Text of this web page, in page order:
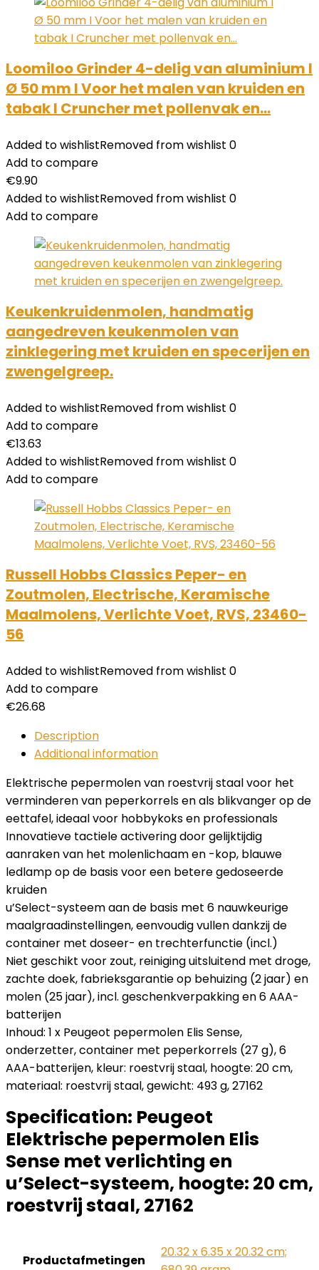
Loomiloo Grinder 4-delig van aluminium I
Ø 50 mm I Voor het malen van kruiden en
tabak I Cruncher met pollenvak en…
Added to wishlistRemoved from wishlist 0
Add to compare
€9.90
Added to wishlistRemoved from wishlist 0
Add to compare
Keukenkruidenmolen, handmatig
aangedreven keukenmolen van
zinklegering met kruiden en specerijen en
zwengelgreep.
Added to wishlistRemoved from wishlist 0
Add to compare
€13.63
Added to wishlistRemoved from wishlist 0
Add to compare
Russell Hobbs Classics Peper- en
Zoutmolen, Electrische, Keramische
Maalmolens, Verlichte Voet, RVS, 23460-
56
Added to wishlistRemoved from wishlist 0
Add to compare
€26.68
Description
Additional information
Elektrische pepermolen van roestvrij staal voor het
verminderen van peperkorrels en als blikvanger op de
eettafel, ideaal voor hobbykoks en professionals
Innovatieve tactiele activering door gelijktijdig
aanraken van het molenlichaam en -kop, blauwe
ledlamp op de basis voor een betere gedoseerde
kruiden
u’Select-systeem aan de basis met 6 nauwkeurige
maalgraadinstellingen, eenvoudig vullen dankzij de
container met doseer- en trechterfunctie (incl.)
Niet geschikt voor zout, reiniging uitsluitend met droge,
zachte doek, fabrieksgarantie op behuizing (2 jaar) en
molen (25 jaar), incl. geschenkverpakking en 6 AAA-
batterijen
Inhoud: 1 x Peugeot pepermolen Elis Sense,
onderzetter, container met peperkorrels (27 g), 6
AAA-batterijen, kleur: roestvrij staal, hoogte: 20 cm,
materiaal: roestvrij staal, gewicht: 493 g, 27162
Specification: Peugeot
Elektrische pepermolen Elis
Sense met verlichting en
u’Select-systeem, hoogte: 20 cm,
roestvrij staal, 27162
Productafmetingen
‎20.32 x 6.35 x 20.32 cm;